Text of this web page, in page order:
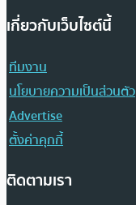
เกี่ยวกับเว็บไซต์นี้
ทีมงาน
นโยบายความเป็นส่วนตัว
Advertise
ตั้งค่าคุกกี้
ติดตามเรา